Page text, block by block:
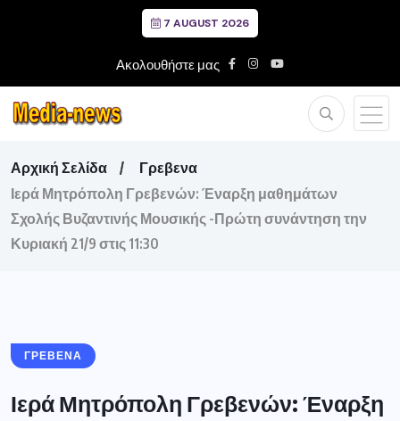
7 AUGUST 2026
Ακολουθήστε μας
Αρχική Σελίδα
Γρεβενα
Ιερά Μητρόπολη Γρεβενών: Έναρξη μαθημάτων
Σχολής Βυζαντινής Μουσικής -Πρώτη συνάντηση την
Κυριακή 21/9 στις 11:30
ΓΡΕΒΕΝΑ
Ιερά Μητρόπολη Γρεβενών: Έναρξη